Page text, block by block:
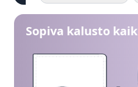
Sopiva kalusto